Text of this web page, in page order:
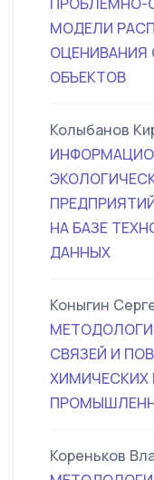
МОДЕЛИ
ОБЪЕКТОВ
Колыбанов
НА БАЗЕ
ДАННЫХ
Коныгин
СВЯЗЕЙ И
ХИМИЧЕСКИХ
Кореньков